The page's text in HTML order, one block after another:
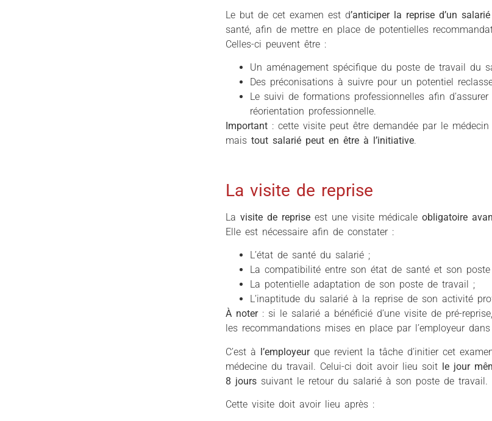
Le but de cet examen est d’anticiper la reprise d’un salarié
santé, afin de mettre en place de potentielles
Celles-ci peuvent être :
Un aménagement spécifique du poste de travail du
Des préconisations à suivre pour un potentiel
Le suivi de formations professionnelles afin
réorientation professionnelle.
Important: cette visite peut être demandée par le
maistout salarié peut en être à l’initiative.
La visite de reprise
La visite de repriseest une visite médicale obligatoire
Elle est nécessaire afin de constater :
L’état de santé du salarié ;
La compatibilité entre son état de santé et son
La potentielle adaptation de son poste de travail ;
L’inaptitude du salarié à la reprise de son activité
À noter: si le salarié a bénéficié d’une visite de pré-
les recommandations mises en place par l’employeur
C’est à l’employeur que revient la tâche d’initier cet
médecine du travail. Celui-ci doit avoir lieu soit le jour
8 jourssuivant le retour du salarié à son poste de travail.
Cette visite doit avoir lieu après :